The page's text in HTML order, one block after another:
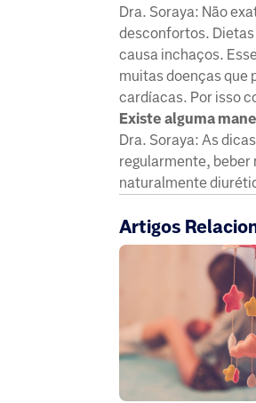
Dra. Soraya: Não
desconfortos. Dietas
causa inchaços.
muitas doenças que
cardíacas. Por isso
Existe alguma
Dra. Soraya: As
regularmente, beber
naturalmente
Artigos